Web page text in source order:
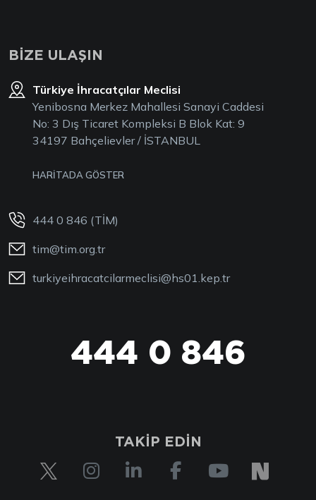
BİZE ULAŞIN
Türkiye İhracatçılar Meclisi
Yenibosna Merkez Mahallesi Sanayi Caddesi
No: 3 Dış Ticaret Kompleksi B Blok Kat: 9
34197 Bahçelievler / İSTANBUL
HARİTADA GÖSTER
444 0 846 (TİM)
tim@tim.org.tr
turkiyeihracatcilarmeclisi@hs01.kep.tr
444 0 846
TAKİP EDİN